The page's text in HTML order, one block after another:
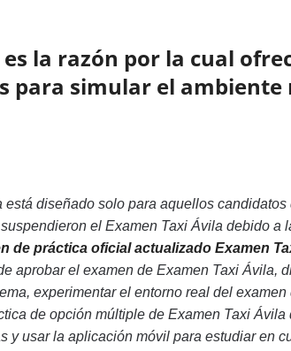
la razón por la cual
para simular el ambiente
diseñado solo para aquellos candidatos
el Examen Taxi Ávila debido a
de práctica oficial actualizado Examen
aprobar el examen de Examen Taxi Ávila,
experimentar el entorno real del examen
de opción múltiple de Examen Taxi Ávila
y usar la aplicación móvil para estudiar en